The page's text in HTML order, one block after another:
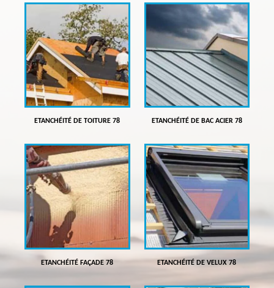
ETANCHÉITÉ DE TOITURE 78 ETANCHÉITÉ DE BAC ACIER 78
ETANCHÉITÉ FAÇADE 78 ETANCHÉITÉ DE VELUX 78